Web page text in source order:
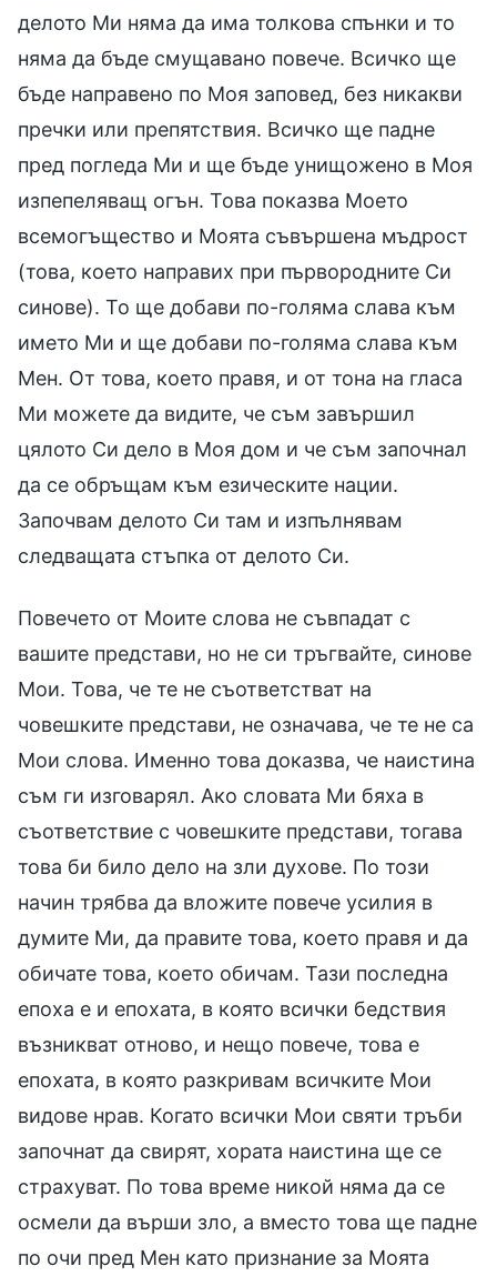
делото Ми няма да има толкова спънки и то
няма да бъде смущавано повече. Всичко ще
бъде направено по Моя заповед, без никакви
пречки или препятствия. Всичко ще падне
пред погледа Ми и ще бъде унищожено в Моя
изпепеляващ огън. Това показва Моето
всемогъщество и Моята съвършена мъдрост
(това, което направих при първородните Си
синове). То ще добави по-голяма слава към
името Ми и ще добави по-голяма слава към
Мен. От това, което правя, и от тона на гласа
Ми можете да видите, че съм завършил
цялото Си дело в Моя дом и че съм започнал
да се обръщам към езическите нации.
Започвам делото Си там и изпълнявам
следващата стъпка от делото Си.
Повечето от Моите слова не съвпадат с
вашите представи, но не си тръгвайте, синове
Мои. Това, че те не съответстват на
човешките представи, не означава, че те не са
Мои слова. Именно това доказва, че наистина
съм ги изговарял. Ако словата Ми бяха в
съответствие с човешките представи, тогава
това би било дело на зли духове. По този
начин трябва да вложите повече усилия в
думите Ми, да правите това, което правя и да
обичате това, което обичам. Тази последна
епоха е и епохата, в която всички бедствия
възникват отново, и нещо повече, това е
епохата, в която разкривам всичките Мои
видове нрав. Когато всички Мои святи тръби
започнат да свирят, хората наистина ще се
страхуват. По това време никой няма да се
осмели да върши зло, а вместо това ще падне
по очи пред Мен като признание за Моята